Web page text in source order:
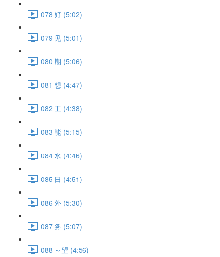
078 好 (5:02)
079 见 (5:01)
080 期 (5:06)
081 想 (4:47)
082 工 (4:38)
083 能 (5:15)
084 水 (4:46)
085 日 (4:51)
086 外 (5:30)
087 务 (5:07)
088 ～望 (4:56)